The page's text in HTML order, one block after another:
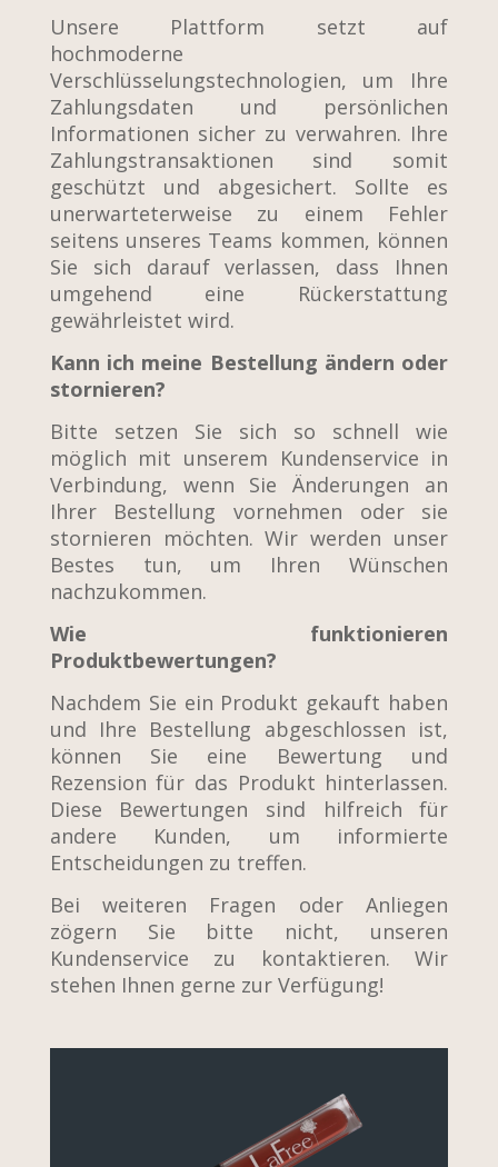
Unsere Plattform setzt auf
hochmoderne
Verschlüsselungstechnologien, um Ihre
Zahlungsdaten und persönlichen
Informationen sicher zu verwahren. Ihre
Zahlungstransaktionen sind somit
geschützt und abgesichert. Sollte es
unerwarteterweise zu einem Fehler
seitens unseres Teams kommen, können
Sie sich darauf verlassen, dass Ihnen
umgehend eine Rückerstattung
gewährleistet wird.
Kann ich meine Bestellung ändern oder
stornieren?
Bitte setzen Sie sich so schnell wie
möglich mit unserem Kundenservice in
Verbindung, wenn Sie Änderungen an
Ihrer Bestellung vornehmen oder sie
stornieren möchten. Wir werden unser
Bestes tun, um Ihren Wünschen
nachzukommen.
Wie funktionieren
Produktbewertungen?
Nachdem Sie ein Produkt gekauft haben
und Ihre Bestellung abgeschlossen ist,
können Sie eine Bewertung und
Rezension für das Produkt hinterlassen.
Diese Bewertungen sind hilfreich für
andere Kunden, um informierte
Entscheidungen zu treffen.
Bei weiteren Fragen oder Anliegen
zögern Sie bitte nicht, unseren
Kundenservice zu kontaktieren. Wir
stehen Ihnen gerne zur Verfügung!